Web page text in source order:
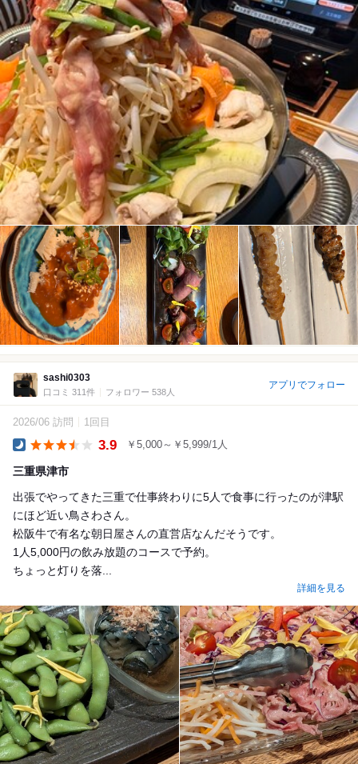
sashi0303
口コミ 311件 フォロワー 538人
アプリでフォロー
2026/06 訪問 1回目
3.9 ￥5,000～￥5,999/1人
三重県津市
出張でやってきた三重で仕事終わりに5人で食事に行ったのが津駅
にほど近い鳥さわさん。
松阪牛で有名な朝日屋さんの直営店なんだそうです。
1人5,000円の飲み放題のコースで予約。
ちょっと灯りを落...
詳細を見る